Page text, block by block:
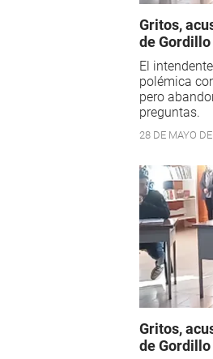
Gritos,
de
El
polémica
pero
preguntas.
28 DE MAYO
Gritos,
de